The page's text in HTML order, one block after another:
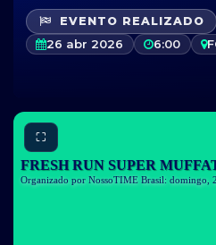
EVENTO REALIZADO
26 abr 2026 6:00
⛶